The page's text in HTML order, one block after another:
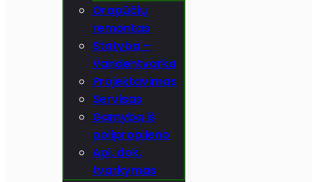
Orapūčių
remontas
Statyba –
Vandentvarka
Projektavimas
Servisas
Gamyba iš
polipropileno
Apl. dok.
tvarkymas